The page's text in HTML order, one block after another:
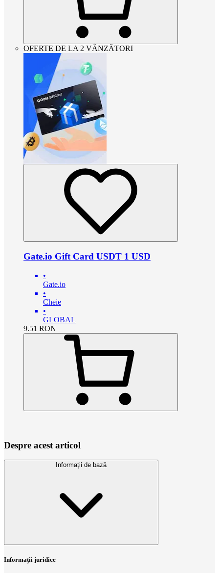
OFERTE DE LA 2 VÂNZĂTORI
Gate.io Gift Card USDT 1 USD
•
Gate.io
•
Cheie
•
GLOBAL
9.51 RON
Despre acest articol
Informații de bază
Informații juridice